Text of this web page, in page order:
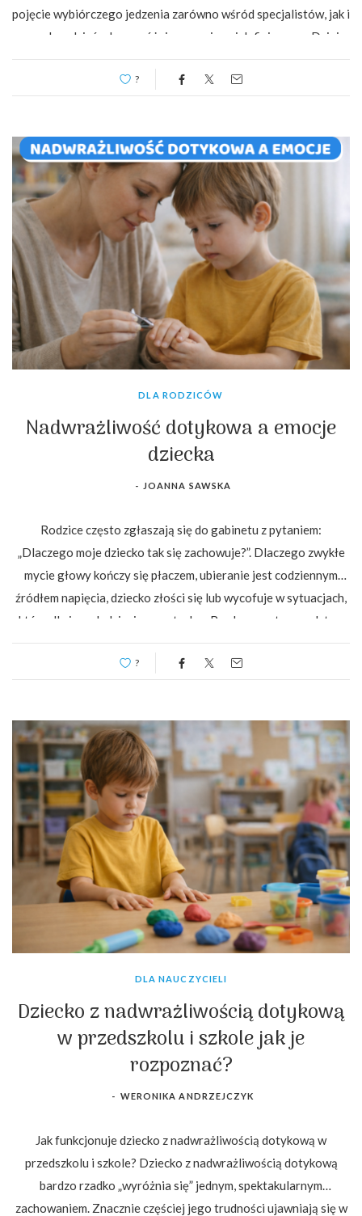
pojęcie wybiórczego jedzenia zarówno wśród specjalistów, jak i
samych rodziców bywa różnie rozumiane i definiowane. Dzieje
się tak ponieważ aktualnie nie dysponujemy jedną uniwersalną
definicją wybiórczości pokarmowej czy jednoznacznymi
?
DLA RODZICÓW
Nadwrażliwość dotykowa a emocje
dziecka
- JOANNA SAWSKA
Rodzice często zgłaszają się do gabinetu z pytaniem:
„Dlaczego moje dziecko tak się zachowuje?”. Dlaczego zwykłe
mycie głowy kończy się płaczem, ubieranie jest codziennym
źródłem napięcia, dziecko złości się lub wycofuje w sytuacjach,
które dla innych dzieci są neutralne. Bardzo często u podstaw
tych trudności leży nadwrażliwość dotykowa, czyli sposób, w
jaki układ nerwowy dziecka […]
?
DLA NAUCZYCIELI
Dziecko z nadwrażliwością dotykową
w przedszkolu i szkole jak je
rozpoznać?
- WERONIKA ANDRZEJCZYK
Jak funkcjonuje dziecko z nadwrażliwością dotykową w
przedszkolu i szkole? Dziecko z nadwrażliwością dotykową
bardzo rzadko „wyróżnia się” jednym, spektakularnym
zachowaniem. Znacznie częściej jego trudności ujawniają się w